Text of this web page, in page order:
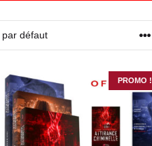
PROMO !